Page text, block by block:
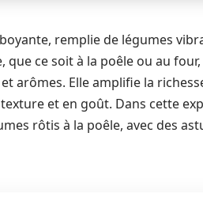
remplie de légumes
ce soit à la poêle ou au
arômes. Elle amplifie la
et en goût. Dans cette
rôtis à la poêle, avec des